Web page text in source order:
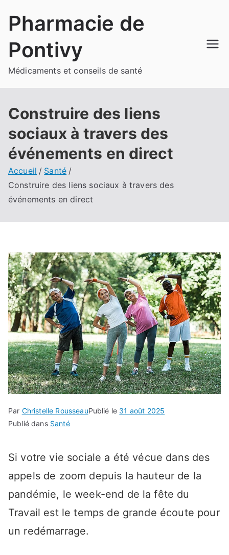
Pharmacie de
Pontivy
Médicaments et conseils de santé
Construire des liens
sociaux à travers des
événements en direct
Accueil
Santé
Construire des liens sociaux à travers des
événements en direct
Par Christelle RousseauPublié le 31 août 2025
Publié dans Santé
Si votre vie sociale a été vécue dans des
appels de zoom depuis la hauteur de la
pandémie, le week-end de la fête du
Travail est le temps de grande écoute pour
un redémarrage.